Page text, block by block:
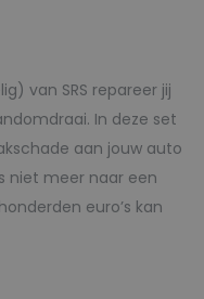
van SRS repareer jij
In deze set
aan jouw auto
niet meer naar een
euro’s kan